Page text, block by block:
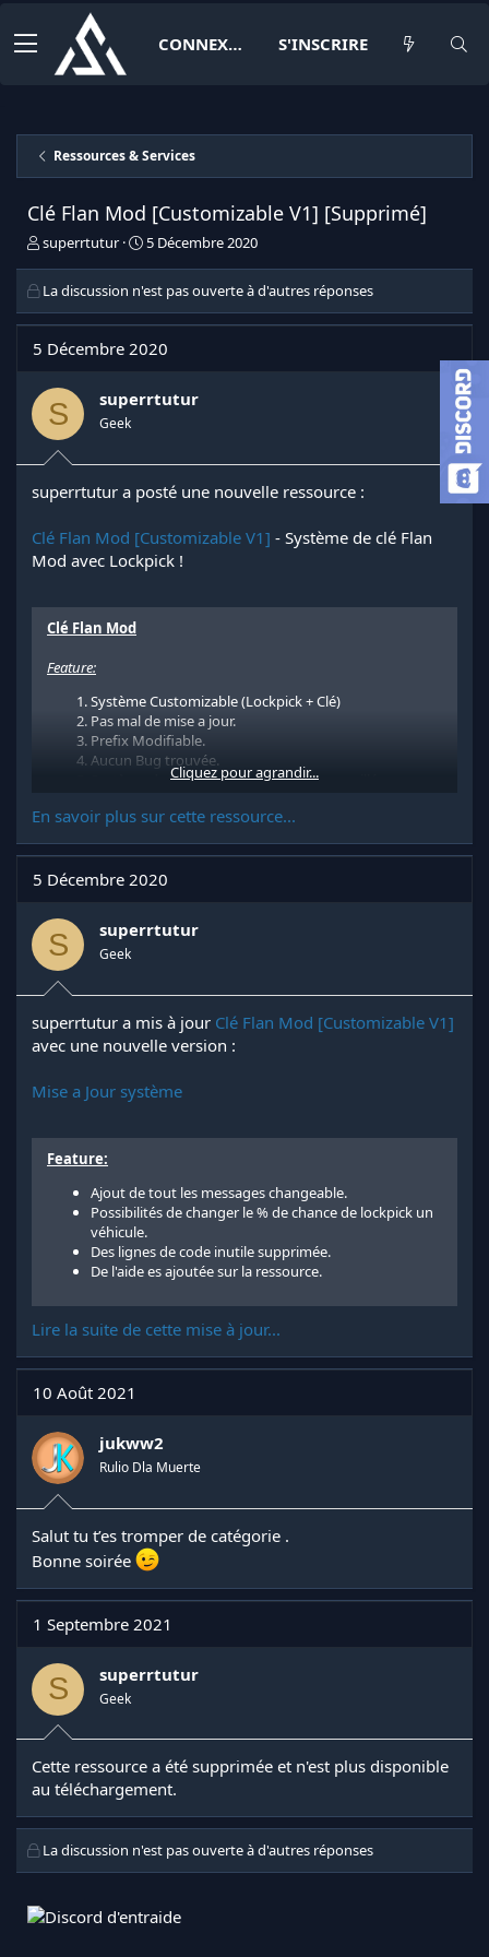
CONNEXION S'INSCRIRE
Ressources & Services
Clé Flan Mod [Customizable V1] [Supprimé]
I
t
i
a
u
d
e
a
i
s
s
o
superrtutur
D
e
d
e
d
b
5 Décembre 2020
La discussion n'est pas ouverte à d'autres réponses
5 Décembre 2020
S superrtutur
Geek
superrtutur a posté une nouvelle ressource :
Clé Flan Mod [Customizable V1] - Système de clé Flan
Mod avec Lockpick !
Clé Flan Mod
Feature:
Système Customizable (Lockpick + Clé)
Pas mal de mise a jour.
Prefix Modifiable.
Aucun Bug trouvée.
Système de clé pour Verrouiller / Deverouillée un
Système pour lockpick un véhicule avec change de ne
pas réussir et de perdre sont lockpick.
installation:
Déplacer le fichier qu'il contient (le clef.sk)
Installer le plugins Skript...
Cliquez pour agrandir...
En savoir plus sur cette ressource...
5 Décembre 2020
S superrtutur
Geek
superrtutur a mis à jour Clé Flan Mod [Customizable V1]
avec une nouvelle version :
Mise a Jour système
Feature:
Ajout de tout les messages changeable.
Possibilités de changer le % de chance de lockpick un
véhicule.
Des lignes de code inutile supprimée.
De l'aide es ajoutée sur la ressource.
Lire la suite de cette mise à jour...
10 Août 2021
jukww2
Rulio Dla Muerte
Salut tu t’es tromper de catégorie .
Bonne soirée
1 Septembre 2021
S superrtutur
Geek
Cette ressource a été supprimée et n'est plus disponible
au téléchargement.
La discussion n'est pas ouverte à d'autres réponses